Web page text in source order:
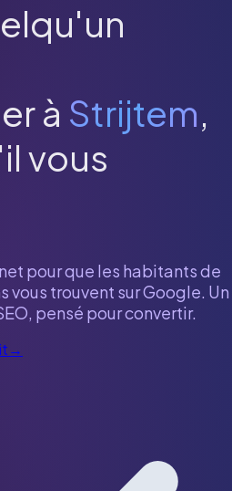
à Strijtem,
vous
pour que les habitants de
vous trouvent sur Google. Un
pensé pour convertir.
→